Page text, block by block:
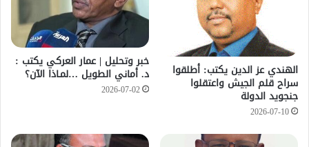
الهندي عز الدين يكتب: أطلقوا
سراح قلم الجيش واعتقلوا
جنجويد الدولة
2026-07-10
خبر وتحليل | عمار العركي يكتب :
د. أماني الطويل …لمـاذا الآن؟
2026-07-02